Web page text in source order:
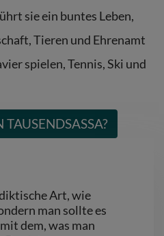
sie ein buntes Leben,
Tieren und Ehrenamt
spielen, Tennis, Ski und
Art, wie
man sollte es
dem, was man